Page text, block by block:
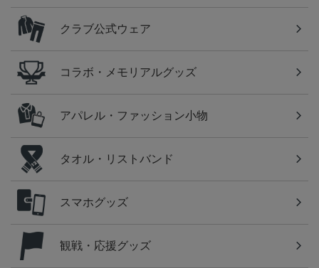
クラブ公式ウェア
コラボ・メモリアルグッズ
アパレル・ファッション小物
タオル・リストバンド
スマホグッズ
観戦・応援グッズ